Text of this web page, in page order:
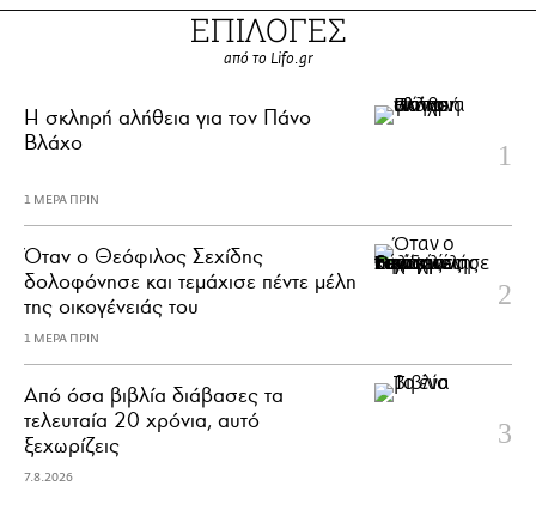
ΕΠΙΛΟΓΕΣ
από το Lifo.gr
H σκληρή αλήθεια για τον Πάνο
Βλάχο
1 ΜΕΡΑ ΠΡΙΝ
Όταν ο Θεόφιλος Σεχίδης
δολοφόνησε και τεμάχισε πέντε μέλη
της οικογένειάς του
1 ΜΕΡΑ ΠΡΙΝ
Από όσα βιβλία διάβασες τα
τελευταία 20 χρόνια, αυτό
ξεχωρίζεις
7.8.2026